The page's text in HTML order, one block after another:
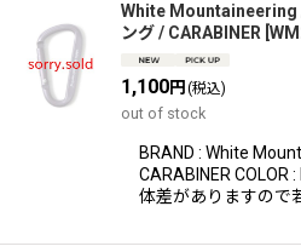
White Mountaineering
ング / CARABINER
1,100円 (税込)
out of stock
BRAND : White
CARABINER COLOR :
体差がありますので